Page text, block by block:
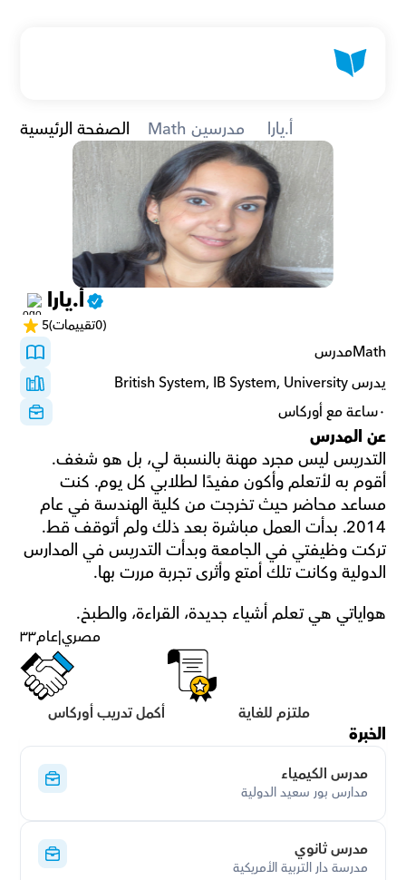
الصفحة الرئيسية Math مدرسين أ.يارا
أ.يارا
5 (0تقييمات)
Mathمدرس
يدرس British System, IB System, University
٠ساعة مع أوركاس
عن المدرس
الدولية وكانت تلك أمتع وأثرى تجربة مررت بها.
هواياتي هي تعلم أشياء جديدة، القراءة، والطبخ.
٣٣عام|مصري
ملتزم للغاية أكمل تدريب أوركاس
الخبرة
مدرس الكيمياء
مدارس بور سعيد الدولية
مدرس ثانوي
مدرسة دار التربية الأمريكية